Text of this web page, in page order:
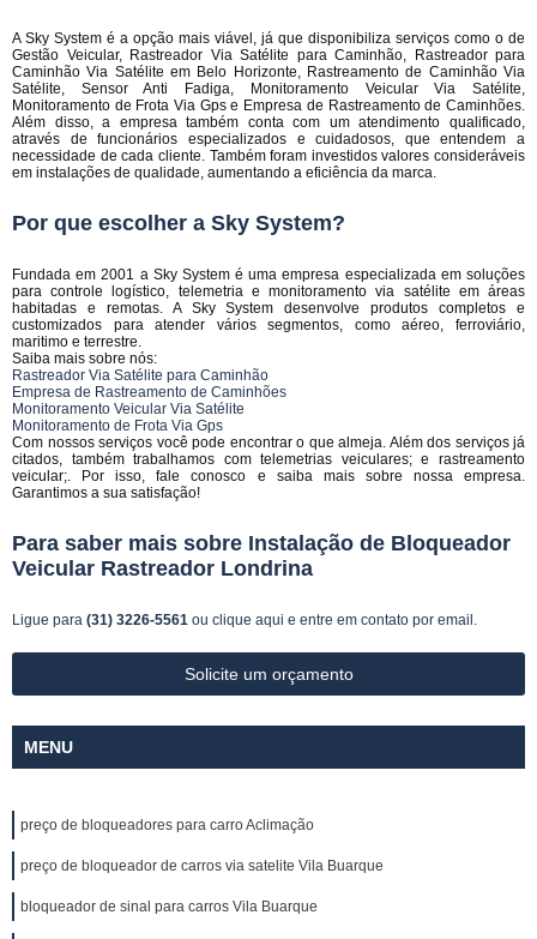
A Sky System é a opção mais viável, já que disponibiliza serviços como o de
Gestão Veicular, Rastreador Via Satélite para Caminhão, Rastreador para
Caminhão Via Satélite em Belo Horizonte, Rastreamento de Caminhão Via
Satélite, Sensor Anti Fadiga, Monitoramento Veicular Via Satélite,
Monitoramento de Frota Via Gps e Empresa de Rastreamento de Caminhões.
Além disso, a empresa também conta com um atendimento qualificado,
através de funcionários especializados e cuidadosos, que entendem a
necessidade de cada cliente. Também foram investidos valores consideráveis
em instalações de qualidade, aumentando a eficiência da marca.
Por que escolher a Sky System?
Fundada em 2001 a Sky System é uma empresa especializada em soluções
para controle logístico, telemetria e monitoramento via satélite em áreas
habitadas e remotas. A Sky System desenvolve produtos completos e
customizados para atender vários segmentos, como aéreo, ferroviário,
maritimo e terrestre.
Saiba mais sobre nós:
Rastreador Via Satélite para Caminhão
Empresa de Rastreamento de Caminhões
Monitoramento Veicular Via Satélite
Monitoramento de Frota Via Gps
Com nossos serviços você pode encontrar o que almeja. Além dos serviços já
citados, também trabalhamos com telemetrias veiculares; e rastreamento
veicular;. Por isso, fale conosco e saiba mais sobre nossa empresa.
Garantimos a sua satisfação!
Para saber mais sobre Instalação de Bloqueador
Veicular Rastreador Londrina
Ligue para (31) 3226-5561 ou clique aqui e entre em contato por email.
Solicite um orçamento
MENU
preço de bloqueadores para carro Aclimação
preço de bloqueador de carros via satelite Vila Buarque
bloqueador de sinal para carros Vila Buarque